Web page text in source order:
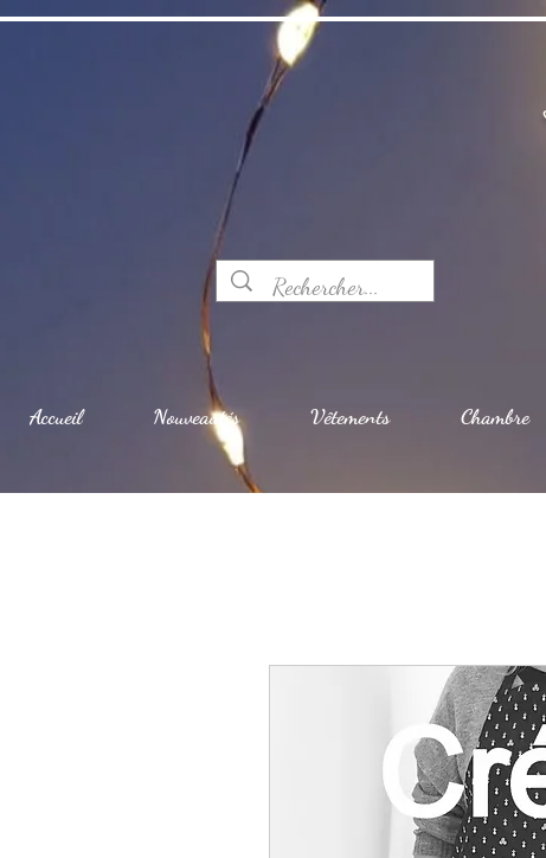
Accueil Nouveautés Vêtements Chambre